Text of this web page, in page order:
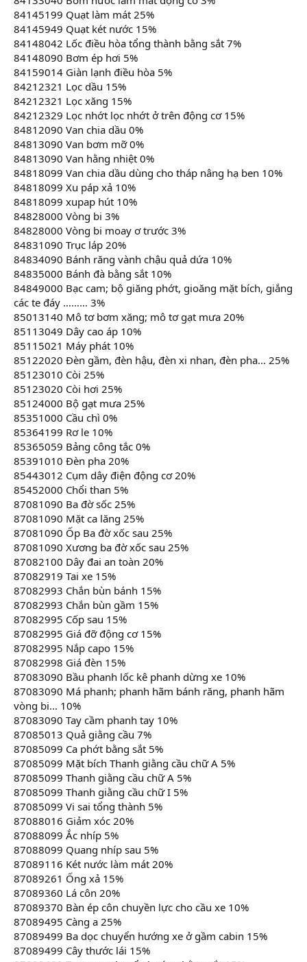
84145199 Quạt làm mát 25%
84145949 Quạt két nước 15%
84148042 Lốc điều hòa tổng thành bằng sắt 7%
84148090 Bơm ép hơi 5%
84159014 Giàn lạnh điều hòa 5%
84212321 Lọc dầu 15%
84212321 Lọc xăng 15%
84212329 Lọc nhớt lọc nhớt ở trên động cơ 15%
84812090 Van chia dầu 0%
84813090 Van bơm mỡ 0%
84813090 Van hằng nhiệt 0%
84818099 Van chia dầu dùng cho tháp nâng hạ ben 10%
84818099 Xu páp xả 10%
84818099 xupap hút 10%
84828000 Vòng bi 3%
84828000 Vòng bi moay ơ trước 3%
84831090 Trục láp 20%
84834090 Bánh răng vành chậu quả dứa 10%
84835000 Bánh đà bằng sắt 10%
84849000 Bạc cam; bộ giăng phớt, gioăng mặt bích, giắng
các te đáy ……… 3%
85013140 Mô tơ bơm xăng; mô tơ gạt mưa 20%
85113049 Dây cao áp 10%
85115021 Máy phát 10%
85122020 Đèn gầm, đèn hậu, đèn xi nhan, đèn pha… 25%
85123010 Còi 25%
85123020 Còi hơi 25%
85124000 Bộ gạt mưa 25%
85351000 Cầu chì 0%
85364199 Rơ le 10%
85365059 Bảng công tắc 0%
85391010 Đèn pha 20%
85443012 Cụm dây điện động cơ 20%
85452000 Chổi than 5%
87081090 Ba đờ sốc 25%
87081090 Mặt ca lăng 25%
87081090 Ốp Ba đờ xốc sau 25%
87081090 Xương ba đờ xốc sau 25%
87082100 Dây đai an toàn 20%
87082919 Tai xe 15%
87082993 Chắn bùn bánh 15%
87082993 Chắn bùn gầm 15%
87082995 Cốp sau 15%
87082995 Giá đỡ động cơ 15%
87082995 Nắp capo 15%
87082998 Giá đèn 15%
87083090 Bầu phanh lốc kê phanh dừng xe 10%
87083090 Má phanh; phanh hãm bánh răng, phanh hãm
vòng bi… 10%
87083090 Tay cầm phanh tay 10%
87085013 Quả giằng cầu 7%
87085099 Ca phớt bằng sắt 5%
87085099 Mặt bích Thanh giằng cầu chữ A 5%
87085099 Thanh giằng cầu chữ A 5%
87085099 Thanh giằng cầu chữ I 5%
87085099 Vi sai tổng thành 5%
87088016 Giảm xóc 20%
87088099 Ắc nhíp 5%
87088099 Quang nhíp sau 5%
87089116 Két nước làm mát 20%
87089261 Ống xả 15%
87089360 Lá côn 20%
87089370 Bàn ép côn chuyền lực cho cầu xe 10%
87089495 Càng a 25%
87089499 Ba dọc chuyển hướng xe ở gầm cabin 15%
87089499 Cây thước lái 15%